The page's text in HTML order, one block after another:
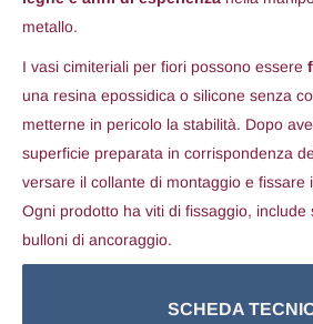
metallo.
I vasi cimiteriali per fiori possono essere
una resina epossidica o silicone senza
metterne in pericolo la stabilità. Dopo
superficie preparata in corrispondenza
versare il collante di montaggio e fissare
Ogni prodotto ha viti di fissaggio, include
bulloni di ancoraggio.
SCHEDA